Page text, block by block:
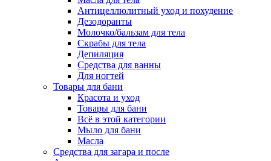
Антицеллюлитный уход и похудение
Дезодоранты
Молочко/бальзам для тела
Скрабы для тела
Депиляция
Средства для ванны
Для ногтей
Товары для бани
Красота и уход
Товары для бани
Всё в этой категории
Мыло для бани
Масла
Средства для загара и после